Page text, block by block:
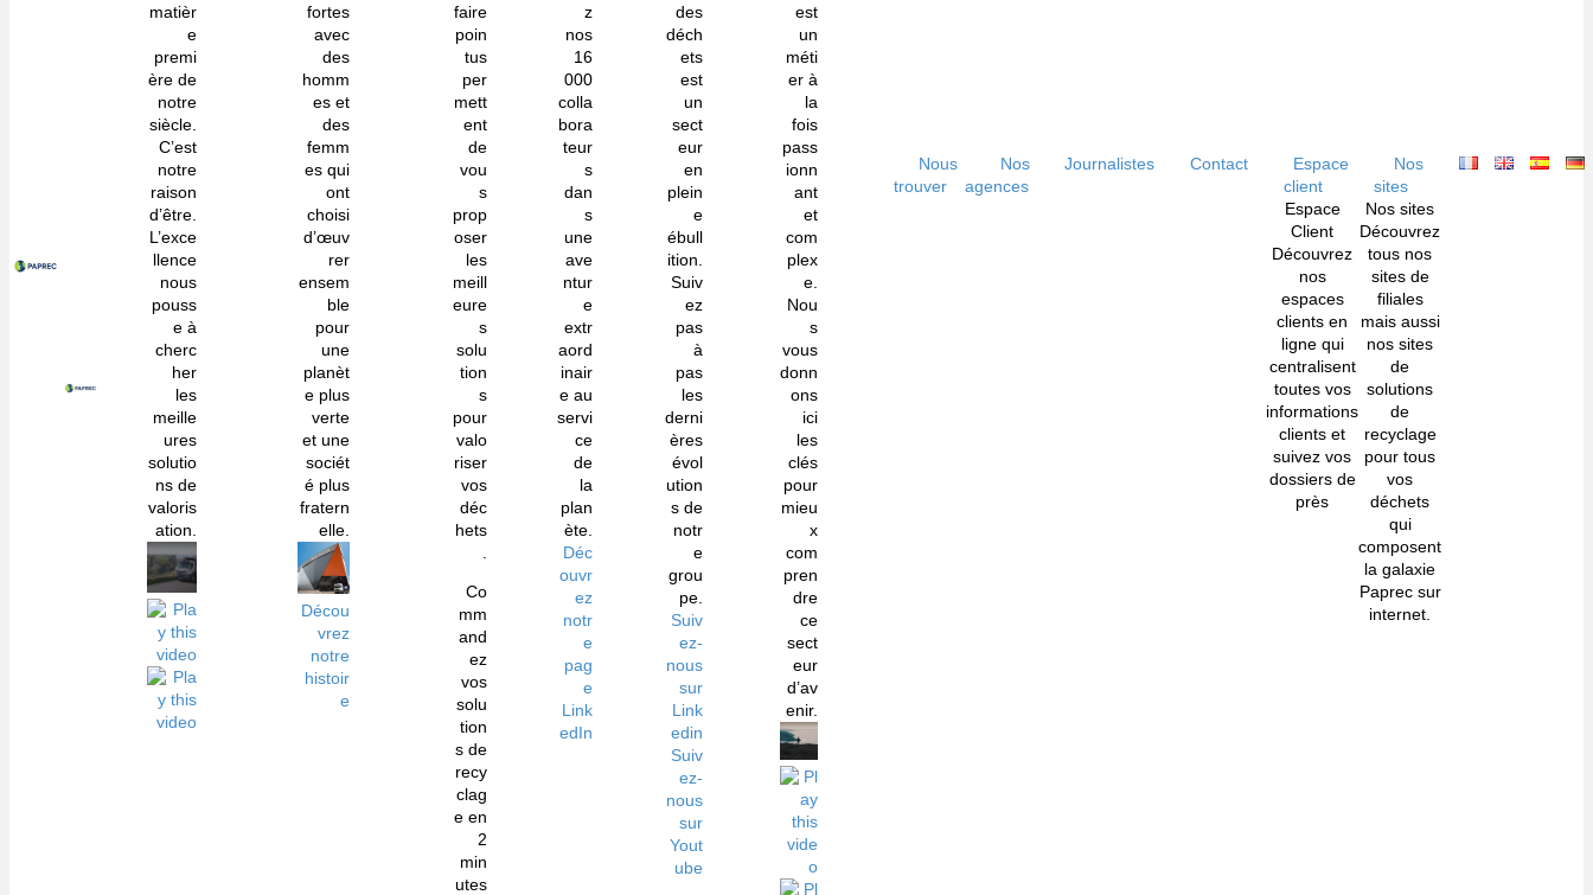
matièr
e
premi
ère de
notre
siècle.
C’est
notre
raison
d’être.
L’exce
llence
nous
pouss
e à
cherc
her
les
meille
ures
solutio
ns de
valoris
ation.
fortes
avec
des
homm
es et
des
femm
es qui
ont
choisi
d’œuv
rer
ensem
ble
pour
une
planèt
e plus
verte
et une
sociét
é plus
fratern
elle.
Décou
vrez
notre
histoir
e
faire
poin
tus
per
mett
ent
de
vou
s
prop
oser
les
meill
eure
s
solu
tion
s
pour
valo
riser
vos
déc
hets
Co
mm
and
ez
vos
solu
tion
s de
recy
clag
e en
2
min
utes
z
nos
16
000
colla
bora
teur
s
dan
s
une
ave
ntur
e
extr
aord
inair
e au
servi
ce
de
la
plan
ète.
Déc
ouvr
ez
notr
e
pag
e
Link
edIn
des
déch
ets
est
un
sect
eur
en
plein
e
ébull
ition.
Suiv
ez
pas
à
pas
les
derni
ères
évol
ution
s de
notr
e
grou
pe.
Suiv
ez-
nous
sur
Link
edin
Suiv
ez-
nous
sur
Yout
ube
est
un
méti
er à
la
fois
pass
ionn
ant
et
com
plex
e.
Nou
s
vous
donn
ons
ici
les
clés
pour
mieu
x
com
pren
dre
ce
sect
eur
d’av
enir.
Nous
trouver
Nos
agences
Journalistes Contact
Espace
client
Espace
Client
Découvrez
nos
espaces
clients en
ligne qui
centralisent
toutes vos
informations
clients et
suivez vos
dossiers de
près
Nos
sites
Nos sites
Découvrez
tous nos
sites de
filiales
mais aussi
nos sites
de
solutions
de
recyclage
pour tous
vos
déchets
qui
composent
la galaxie
Paprec sur
internet.